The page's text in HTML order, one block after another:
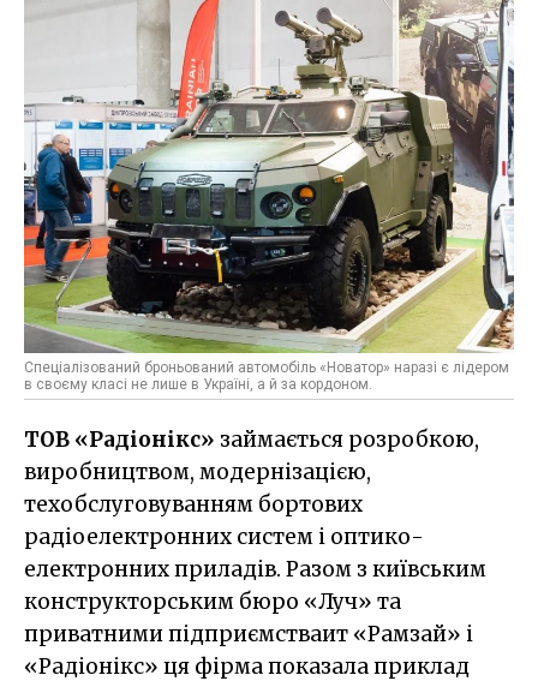
Спеціалізований броньований автомобіль «Новатор» наразі є лідером
в своєму класі не лише в Україні, а й за кордоном.
ТОВ «Радіонікс» займається розробкою,
виробництвом, модернізацією,
техобслуговуванням бортових
радіоелектронних систем і оптико-
електронних приладів. Разом з київським
конструкторським бюро «Луч» та
приватними підприємстваит «Рамзай» і
«Радіонікс» ця фірма показала приклад